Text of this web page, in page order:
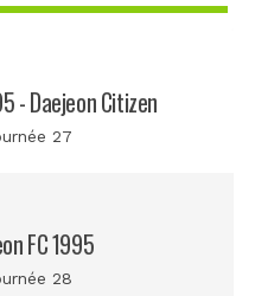
- Daejeon Citizen
27
FC 1995
28